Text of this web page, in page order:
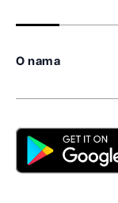
O nama